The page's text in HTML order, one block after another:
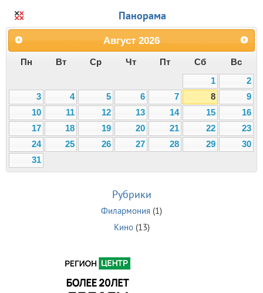
Панорама
Август 2026
Пн Вт Ср Чт Пт Сб
Вс
1
2
3
4 5 6 7 8
9
10
11 12 13 14 15
16
17
18 19 20 21 22
23
24
25 26 27 28 29
30
31
Рубрики
Филармония (1)
Кино(13)